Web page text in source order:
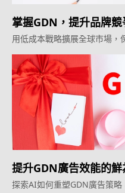
掌握GDN，提升品牌競
用低成本戰略擴展全球市場，
提升GDN廣告效能的
探索AI如何重塑GDN廣告策